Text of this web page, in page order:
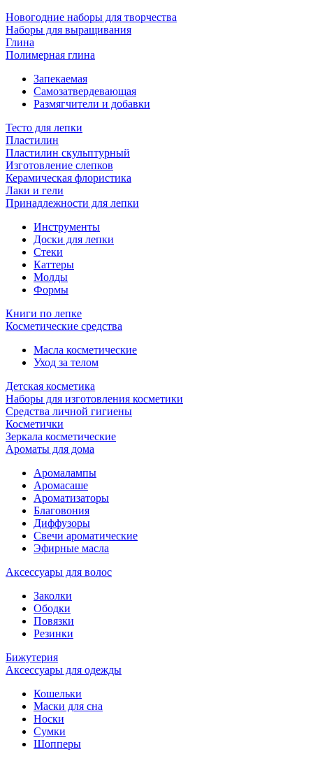
Новогодние наборы для творчества
Наборы для выращивания
Глина
Полимерная глина
Запекаемая
Самозатвердевающая
Размягчители и добавки
Тесто для лепки
Пластилин
Пластилин скульптурный
Изготовление слепков
Керамическая флористика
Лаки и гели
Принадлежности для лепки
Инструменты
Доски для лепки
Стеки
Каттеры
Молды
Формы
Книги по лепке
Косметические средства
Масла косметические
Уход за телом
Детская косметика
Наборы для изготовления косметики
Средства личной гигиены
Косметички
Зеркала косметические
Ароматы для дома
Аромалампы
Аромасаше
Ароматизаторы
Благовония
Диффузоры
Свечи ароматические
Эфирные масла
Аксессуары для волос
Заколки
Ободки
Повязки
Резинки
Бижутерия
Аксессуары для одежды
Кошельки
Маски для сна
Носки
Сумки
Шопперы